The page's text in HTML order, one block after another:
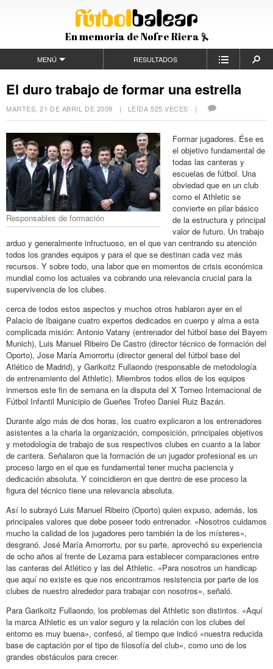
En memoria de Nofre Riera
MENÚ RESULTADOS
El duro trabajo de formar una estrella
MARTES, 21 DE ABRIL DE 2009 | LEÍDA 525 VECES |
Responsables de formación
Formar jugadores. Ése es
el objetivo fundamental de
todas las canteras y
escuelas de fútbol. Una
obviedad que en un club
como el Athletic se
convierte en pilar básico
de la estructura y principal
valor de futuro. Un trabajo
arduo y generalmente infructuoso, en el que van centrando su atención
todos los grandes equipos y para el que se destinan cada vez más
recursos. Y sobre todo, una labor que en momentos de crisis económica
mundial como los actuales va cobrando una relevancia crucial para la
supervivencia de los clubes.
cerca de todos estos aspectos y muchos otros hablaron ayer en el
Palacio de Ibaigane cuatro expertos dedicados en cuerpo y alma a esta
complicada misión: Antonio Vatany (entrenador del fútbol base del Bayern
Munich), Luis Manuel Ribeiro De Castro (director técnico de formación del
Oporto), Jose María Amorrortu (director general del fútbol base del
Atlético de Madrid), y Garikoitz Fullaondo (responsable de metodología
de entrenamiento del Athletic). Miembros todos ellos de los equipos
inmersos este fin de semana en la disputa del X Torneo Internacional de
Fútbol Infantil Municipio de Gueñes Trofeo Daniel Ruiz Bazán.
Durante algo más de dos horas, los cuatro explicaron a los entrenadores
asistentes a la charla la organización, composición, principales objetivos
y metodología de trabajo de sus respectivos clubes en cuanto a la labor
de cantera. Señalaron que la formación de un jugador profesional es un
proceso largo en el que es fundamental tener mucha paciencia y
dedicación absoluta. Y coincidieron en que dentro de ese proceso la
figura del técnico tiene una relevancia absoluta.
Así lo subrayó Luis Manuel Ribeiro (Oporto) quien expuso, además, los
principales valores que debe poseer todo entrenador. «Nosotros cuidamos
mucho la calidad de los jugadores pero también la de los místeres»,
desgranó. José María Amorrortu, por su parte, aprovechó su experiencia
de ocho años al frente de Lezama para establecer comparaciones entre
las canteras del Atlético y las del Athletic. «Para nosotros un handicap
que aquí no existe es que nos encontramos resistencia por parte de los
clubes de nuestro alrededor para trabajar con nosotros», señaló.
Para Garikoitz Fullaondo, los problemas del Athletic son distintos. «Aquí
la marca Athletic es un valor seguro y la relación con los clubes del
entorno es muy buena», confesó, al tiempo que indicó «nuestra reducida
base de captación por el tipo de filosofía del club», como uno de los
grandes obstáculos para crecer.